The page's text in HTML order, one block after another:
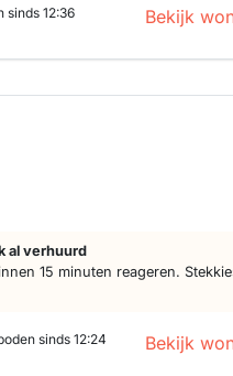
sinds 12:36 Bekijk
al verhuurd
15 minuten reageren.
sinds 12:24 Bekijk